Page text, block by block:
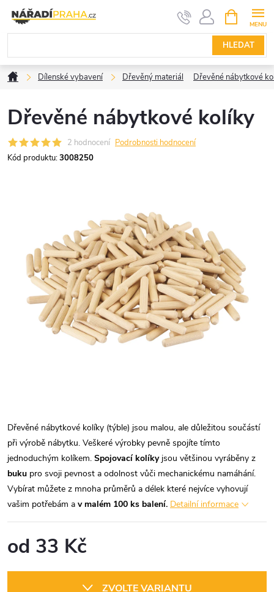
obsah
HLEDAT
NÁKUPNÍ
KOŠÍK
DomůDílenské vybavení Dřevěný materiál Dřevěné nábytkové
Dřevěné nábytkové kolíky
2 hodnocení Podrobnosti hodnocení
Kód produktu:3008250
Dřevěné nábytkové kolíky (týble) jsou malou, ale důležitou součástí
při výrobě nábytku. Veškeré výrobky pevně spojíte tímto
jednoduchým kolíkem. Spojovací kolíkyjsou většinou vyráběny z
buku pro svoji pevnost a odolnost vůči mechanickému namáhání.
Vybírat můžete z mnoha průměrů a délek které nejvíce vyhovují
vašim potřebám a v malém 100 ks balení. Detailní informace
od 33 Kč
ZVOLTE VARIANTU